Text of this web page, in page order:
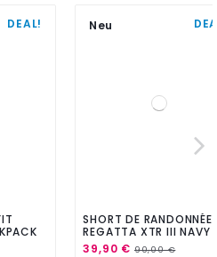
SHORT DE RANDONNÉE
REGATTA XTR III NAVY
39,90 €90,00 €